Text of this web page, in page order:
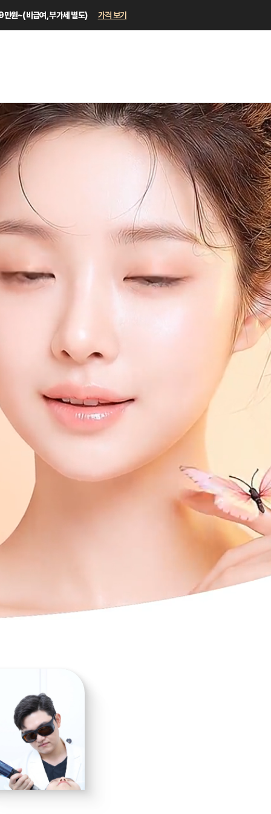
원~(비급여, 부가세 별도) 가격 보기